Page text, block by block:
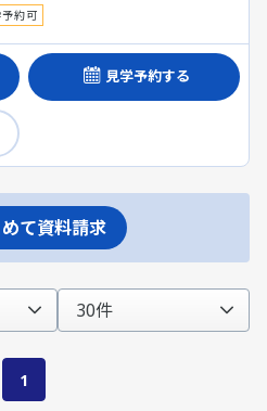
予約可
見学予約する
て資料請求
1